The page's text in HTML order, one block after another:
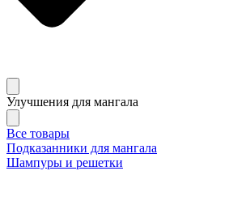
Улучшения для мангала
Все товары
Подказанники для мангала
Шампуры и решетки